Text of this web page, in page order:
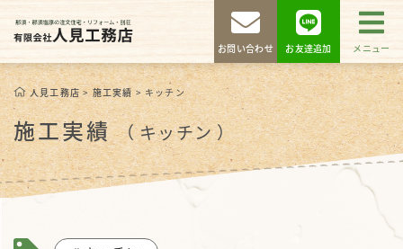
お問い合わせ お友達追加 メニュー
人見工務店>施工実績>キッチン
施工実績 （ キッチン ）